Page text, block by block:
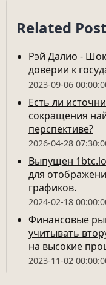
Related
Рэй Далио -
доверии к
2023-09-06
Есть ли
сокращения
перспективе?
2026-04-28
Выпущен
для
графиков.
2024-02-18
Финансовые
учитывать
на высокие
2023-11-02